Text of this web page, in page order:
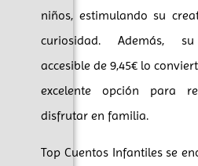
niños, estimulando su
curiosidad. Además,
accesible de 9,45€ lo
excelente opción para
disfrutar en familia.
Top Cuentos Infantiles se